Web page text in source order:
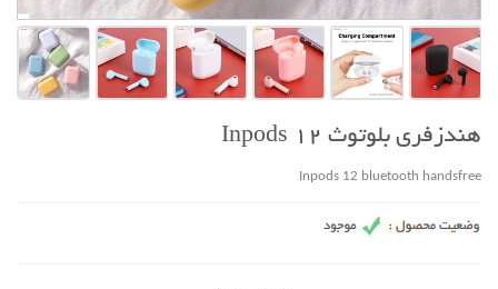
هندزفری بلوتوث Inpods 12
Inpods 12 bluetooth handsfree